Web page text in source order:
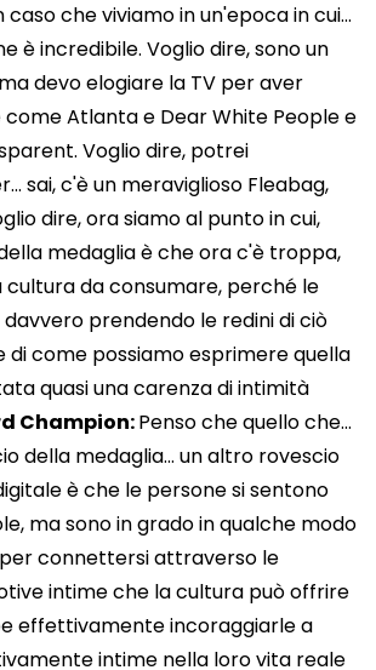
caso che viviamo in un'epoca in cui...
è incredibile. Voglio dire, sono un
devo elogiare la TV per aver
Atlanta e Dear White People e
Voglio dire, potrei
sai, c'è un meraviglioso Fleabag,
dire, ora siamo al punto in cui,
medaglia è che ora c'è troppa,
da consumare, perché le
prendendo le redini di ciò
di come possiamo esprimere quella
quasi una carenza di intimità
Champion:Penso che quello che...
della medaglia... un altro rovescio
è che le persone si sentono
ma sono in grado in qualche modo
connettersi attraverso le
intime che la cultura può offrire
effettivamente incoraggiarle a
intime nella loro vita reale